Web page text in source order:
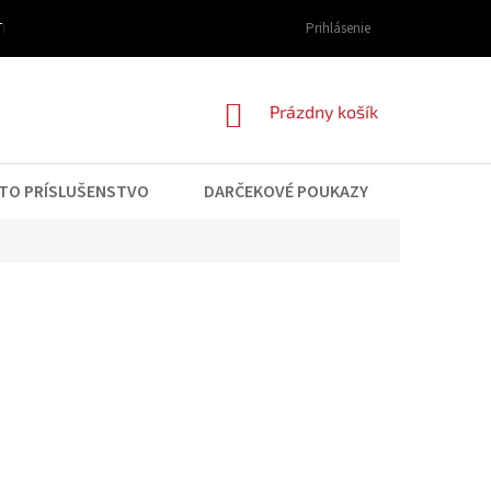
DOPRAVY A PLATBY OBCHODNÉ PODMIENKY PODMIENKY
Prihlásenie
NÁKUPNÝ
Prázdny košík
PRÍSLUŠENSTVO DARČEKOVÉ POUKAZY